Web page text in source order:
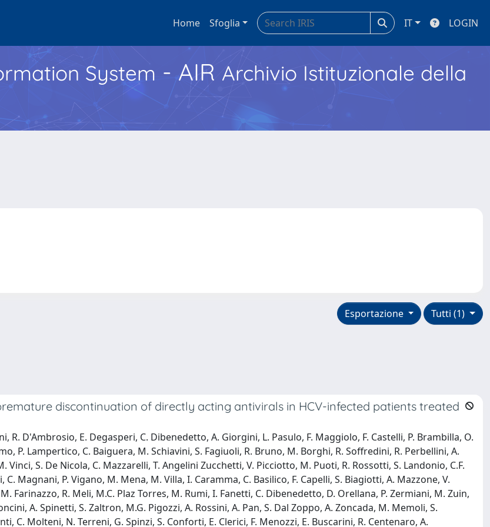
Home Sfoglia IT LOGIN
System - AIR Archivio Istituzionale della
Tutti (1)
Esportazione
discontinuation of directly acting antivirals in HCV-infected patients treated
R. D'Ambrosio, E. Degasperi, C. Dibenedetto, A. Giorgini, L. Pasulo, F. Maggiolo, F. Castelli, P. Brambilla, O.
P. Lampertico, C. Baiguera, M. Schiavini, S. Fagiuoli, R. Bruno, M. Borghi, R. Soffredini, R. Perbellini, A.
S. De Nicola, C. Mazzarelli, T. Angelini Zucchetti, V. Picciotto, M. Puoti, R. Rossotti, S. Landonio, C.F.
Magnani, P. Vigano, M. Mena, M. Villa, I. Caramma, C. Basilico, F. Capelli, S. Biagiotti, A. Mazzone, V.
Farinazzo, R. Meli, M.C. Plaz Torres, M. Rumi, I. Fanetti, C. Dibenedetto, D. Orellana, P. Zermiani, M. Zuin,
A. Spinetti, S. Zaltron, M.G. Pigozzi, A. Rossini, A. Pan, S. Dal Zoppo, A. Zoncada, M. Memoli, S.
C. Molteni, N. Terreni, G. Spinzi, S. Conforti, E. Clerici, F. Menozzi, E. Buscarini, R. Centenaro, A.